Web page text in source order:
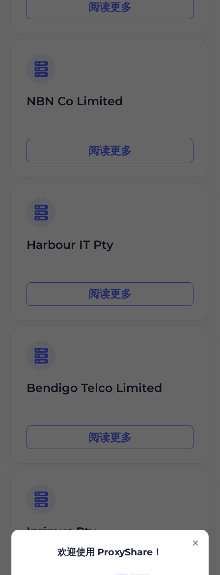
阅读更多
NBN Co Limited
阅读更多
Harbour IT Pty
阅读更多
Bendigo Telco Limited
阅读更多
Iprimus Pty
欢迎使用 ProxyShare！